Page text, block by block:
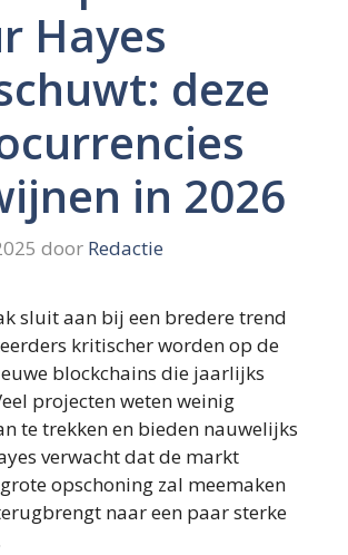
Hayes
deze
in 2026
door Redactie
sluit aan bij een bredere trend
kritischer worden op de
blockchains die jaarlijks
projecten weten weinig
te trekken en bieden nauwelijks
verwacht dat de markt
opschoning zal meemaken
naar een paar sterke